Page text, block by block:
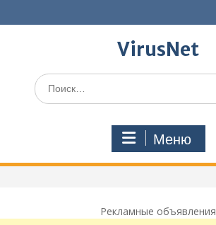
к
VirusNet
Поиск
по:
Меню
Рекламные объявления